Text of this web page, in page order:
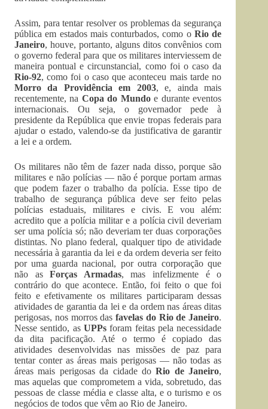
Assim, para tentar resolver os problemas da segurança
pública em estados mais conturbados, como o Rio de
Janeiro, houve, portanto, alguns ditos convênios com
o governo federal para que os militares interviessem de
maneira pontual e circunstancial, como foi o caso da
Rio-92, como foi o caso que aconteceu mais tarde no
Morro da Providência em 2003, e, ainda mais
recentemente, na Copa do Mundoe durante eventos
internacionais. Ou seja, o governador pede à
presidente da República que envie tropas federais para
ajudar o estado, valendo-se da justificativa de garantir
a lei e a ordem.
Os militares não têm de fazer nada disso, porque são
militares e não polícias — não é porque portam armas
que podem fazer o trabalho da polícia. Esse tipo de
trabalho de segurança pública deve ser feito pelas
polícias estaduais, militares e civis. E vou além:
acredito que a polícia militar e a polícia civil deveriam
ser uma polícia só; não deveriam ter duas corporações
distintas. No plano federal, qualquer tipo de atividade
necessária à garantia da lei e da ordem deveria ser feito
por uma guarda nacional, por outra corporação que
não asForças Armadas, mas infelizmente é o
contrário do que acontece. Então, foi feito o que foi
feito e efetivamente os militares participaram dessas
atividades de garantia da lei e da ordem nas áreas ditas
perigosas, nos morros dasfavelas do Rio de Janeiro.
Nesse sentido, as UPPsforam feitas pela necessidade
da dita pacificação. Até o termo é copiado das
atividades desenvolvidas nas missões de paz para
tentar conter as áreas mais perigosas — não todas as
áreas mais perigosas da cidade doRio de Janeiro,
mas aquelas que comprometem a vida, sobretudo, das
pessoas de classe média e classe alta, e o turismo e os
negócios de todos que vêm ao Rio de Janeiro.